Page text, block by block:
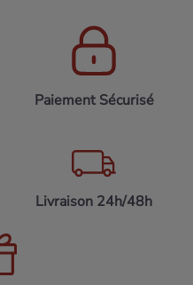
Paiement Sécurisé
Livraison 24h/48h